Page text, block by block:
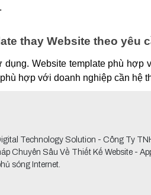
thay Website theo yêu
Website template phù hợp
hợp với doanh nghiệp cần hệ
Technology Solution - Công Ty
Chuyên Sâu Về Thiết Kế Website -
sóng Internet.